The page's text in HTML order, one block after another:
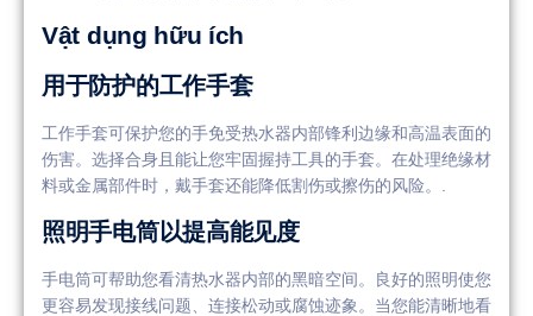
Vật dụng hữu ích
用于防护的工作手套
工作手套可保护您的手免受热水器内部锋利边缘和高温表面的
伤害。选择合身且能让您牢固握持工具的手套。在处理绝缘材
料或金属部件时，戴手套还能降低割伤或擦伤的风险。.
照明手电筒以提高能见度
手电筒可帮助您看清热水器内部的黑暗空间。良好的照明使您
更容易发现接线问题、连接松动或腐蚀迹象。当您能清晰地看